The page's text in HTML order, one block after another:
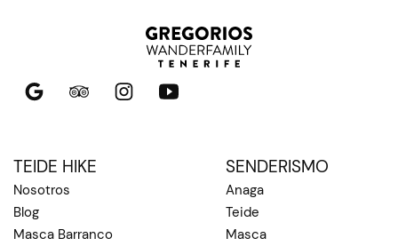
TEIDE HIKE
Nosotros
Blog
Masca Barranco
SENDERISMO
Anaga
Teide
Masca